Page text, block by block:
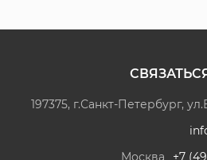
197375, г.Санкт-Петербург,
Москва
+7